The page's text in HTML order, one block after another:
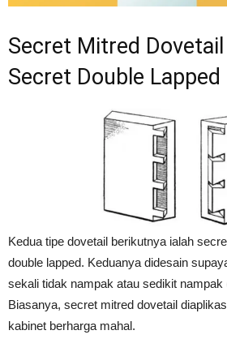
Secret Mitred
Secret Double Lapped
Kedua tipe dovetail berikutnya ialah
double lapped. Keduanya didesain
sekali tidak nampak atau sedikit nampak
Biasanya, secret mitred dovetail
kabinet berharga mahal.